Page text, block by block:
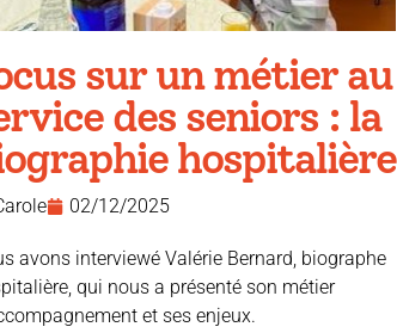
sur un métier au
des seniors : la
hospitalière
02/12/2025
avons interviewé Valérie Bernard, biographe
qui nous a présenté son métier
et ses enjeux.